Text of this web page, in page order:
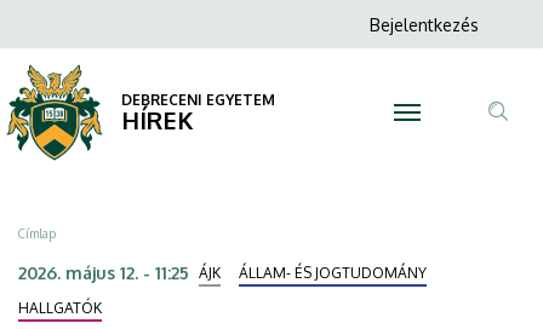
verseny:
dobogón
debreceni
hallgatók
a
tartalomra
Anonim
menüje
Bejelentkezés
DEBRECENI EGYETEM
HÍREK
Morzsa
Címlap
2026. május 12. - 11:25 ÁJK
ÁLLAM- ÉS JOGTUDOMÁNY
HALLGATÓK